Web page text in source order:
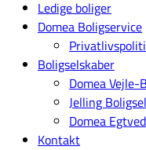
Ledige boliger
Domea Boligservice
Boligselskaber
Domea Vejle-
Jelling
Domea Egtved
Kontakt